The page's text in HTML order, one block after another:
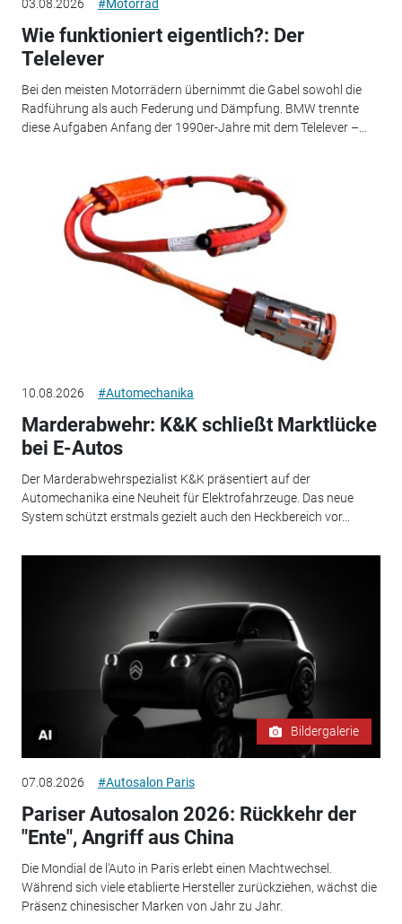
03.08.2026 #Motorrad
Wie funktioniert eigentlich?: Der
Telelever
Bei den meisten Motorrädern übernimmt die Gabel sowohl die
Radführung als auch Federung und Dämpfung. BMW trennte
diese Aufgaben Anfang der 1990er-Jahre mit dem Telelever –...
10.08.2026 #Automechanika
Marderabwehr: K&K schließt Marktlücke
bei E-Autos
Der Marderabwehrspezialist K&K präsentiert auf der
Automechanika eine Neuheit für Elektrofahrzeuge. Das neue
System schützt erstmals gezielt auch den Heckbereich vor...
Bildergalerie
07.08.2026 #Autosalon Paris
Pariser Autosalon 2026: Rückkehr der
"Ente", Angriff aus China
Die Mondial de l'Auto in Paris erlebt einen Machtwechsel.
Während sich viele etablierte Hersteller zurückziehen, wächst die
Präsenz chinesischer Marken von Jahr zu Jahr.